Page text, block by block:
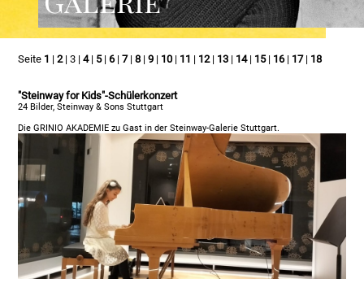
Seite 1 |2| 3 |4| 5|6|7|8 |9 | 10 | 11 | 12| 13 | 14| 15| 16| 17| 18
"Steinway for Kids"-Schülerkonzert
24 Bilder, Steinway & Sons Stuttgart
Die GRINIO AKADEMIE zu Gast in der Steinway-Galerie Stuttgart.